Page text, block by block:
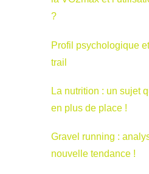
?
Profil psychologique
trail
La nutrition : un sujet
en plus de place !
Gravel running :
nouvelle tendance !